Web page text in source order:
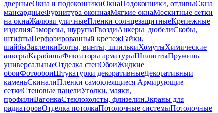
дверныеОкна и подоконникиОкнаПодоконники, отливыОкна
мансардныеФурнитура оконнаяМягкие окнаМоскитные сетки
на окнаЖалюзи уличныеПленки солнцезащитныеКрепежные
изделияСаморезы, шурупыГвоздиАнкеры, дюбелиСкобы,
штифтыПерфорированный крепежГайки,
шайбыЗаклепкиБолты, винты, шпилькиХомутыХимические
анкерыКарабиныФиксаторы арматурыШплинтыПружины
универсальныеОтделка стенОбоиЖидкие
обоиФотообоиШтукатурки декоративныеДекоративный
каменьСкиналиПленки самоклеящиеся Армирующие
сеткиСтеновые панелиУголки, маяки,
профилиВагонкаСтеклохолсты, флизелинЭкраны для
радиаторовОтделка потолкаПотолочные системыПотолочные